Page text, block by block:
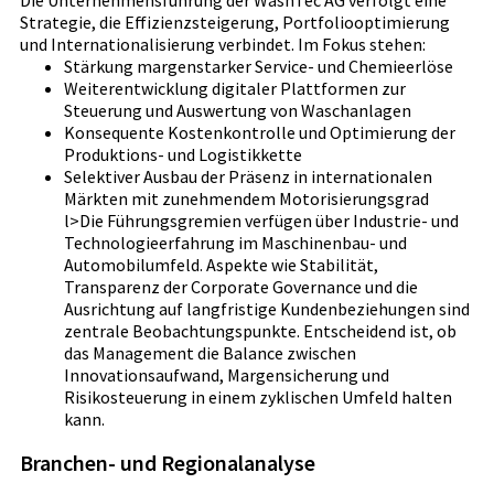
Strategie, die Effizienzsteigerung, Portfoliooptimierung
und Internationalisierung verbindet. Im Fokus stehen:
Stärkung margenstarker Service- und Chemieerlöse
Weiterentwicklung digitaler Plattformen zur
Steuerung und Auswertung von Waschanlagen
Konsequente Kostenkontrolle und Optimierung der
Produktions- und Logistikkette
Selektiver Ausbau der Präsenz in internationalen
Märkten mit zunehmendem Motorisierungsgrad
l>Die Führungsgremien verfügen über Industrie- und
Technologieerfahrung im Maschinenbau- und
Automobilumfeld. Aspekte wie Stabilität,
Transparenz der Corporate Governance und die
Ausrichtung auf langfristige Kundenbeziehungen sind
zentrale Beobachtungspunkte. Entscheidend ist, ob
das Management die Balance zwischen
Innovationsaufwand, Margensicherung und
Risikosteuerung in einem zyklischen Umfeld halten
kann.
Branchen- und Regionalanalyse